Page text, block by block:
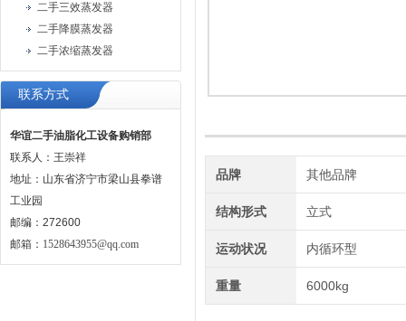
二手三效蒸发器
二手降膜蒸发器
二手浓缩蒸发器
联系方式
华谊二手油脂化工设备购销部
联系人：王崇祥
地址：山东省济宁市梁山县拳谱
工业园
邮编：272600
邮箱： 1528643955@qq.com
品牌 其他品牌
结构形式 立式
运动状况 内循环型
重量 6000kg